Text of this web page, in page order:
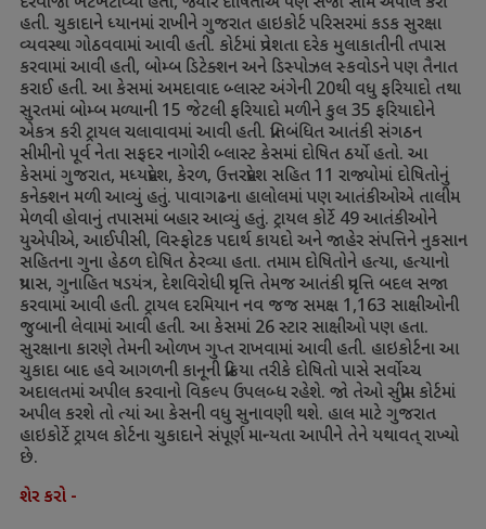
હતી. ચુકાદાને ધ્યાનમાં રાખીને ગુજરાત હાઇકોર્ટ પરિસરમાં કડક સુરક્ષા
વ્યવસ્થા ગોઠવવામાં આવી હતી. કોર્ટમાં પ્રવેશતા દરેક મુલાકાતીની તપાસ
કરવામાં આવી હતી, બોમ્બ ડિટેક્શન અને ડિસ્પોઝલ સ્કવોડને પણ તૈનાત
કરાઈ હતી. આ કેસમાં અમદાવાદ બ્લાસ્ટ અંગેની20થી વધુ ફરિયાદો તથા
સુરતમાં બોમ્બ મળ્યાની15 જેટલી ફરિયાદો મળીને કુલ35 ફરિયાદોને
એકત્ર કરી ટ્રાયલ ચલાવાવમાં આવી હતી. પ્રતિબંધિત આતંકી સંગઠન
સીમીનો પૂર્વ નેતા સફદર નાગોરી બ્લાસ્ટ કેસમાં દોષિત ઠર્યો હતો. આ
કેસમાં ગુજરાત, મધ્યપ્રદેશ, કેરળ, ઉત્તરપ્રદેશ સહિત 11 રાજ્યોમાં દોષિતોનું
કનેક્શન મળી આવ્યું હતું. પાવાગઢના હાલોલમાં પણ આતંકીઓએ તાલીમ
મેળવી હોવાનું તપાસમાં બહાર આવ્યું હતું. ટ્રાયલ કોર્ટે 49આતંકીઓને
યુએપીએ, આઈપીસી, વિસ્ફોટક પદાર્થ કાયદો અને જાહેર સંપત્તિને નુકસાન
સહિતના ગુના હેઠળ દોષિત ઠેરવ્યા હતા. તમામ દોષિતોને હત્યા, હત્યાનો
પ્રયાસ, ગુનાહિત ષડયંત્ર, દેશવિરોધી પ્રવૃત્તિ તેમજ આતંકી પ્રવૃત્તિ બદલ સજા
કરવામાં આવી હતી. ટ્રાયલ દરમિયાન નવ જજ સમક્ષ 1,163 સાક્ષીઓની
જુબાની લેવામાં આવી હતી. આ કેસમાં 26સ્ટાર સાક્ષીઓ પણ હતા.
સુરક્ષાના કારણે તેમની ઓળખ ગુપ્ત રાખવામાં આવી હતી. હાઇકોર્ટના આ
ચુકાદા બાદ હવે આગળની કાનૂની પ્રક્રિયા તરીકે દોષિતો પાસે સર્વોચ્ચ
અદાલતમાં અપીલ કરવાનો વિકલ્પ ઉપલબ્ધ રહેશે. જો તેઓ સુપ્રીમ કોર્ટમાં
અપીલ કરશે તો ત્યાં આ કેસની વધુ સુનાવણી થશે. હાલ માટે ગુજરાત
હાઇકોર્ટે ટ્રાયલ કોર્ટના ચુકાદાને સંપૂર્ણ માન્યતા આપીને તેને યથાવત્ રાખ્યો
છે.
શેર કરો -